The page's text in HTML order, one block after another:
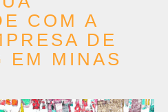
COM A
DE
EM MINAS